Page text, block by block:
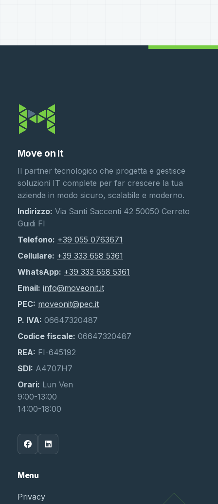
Move on It
Il partner tecnologico che progetta e gestisce
soluzioni IT complete per far crescere la tua
azienda in modo sicuro, scalabile e moderno.
Indirizzo: Via Santi Saccenti 42 50050 Cerreto
Guidi FI
Telefono: +39 055 0763671
Cellulare: +39 333 658 5361
WhatsApp: +39 333 658 5361
Email: info@moveonit.it
PEC: moveonit@pec.it
P. IVA: 06647320487
Codice fiscale: 06647320487
REA: FI-645192
SDI: A4707H7
Orari: Lun Ven
9:00-13:00
14:00-18:00
Menu
Privacy